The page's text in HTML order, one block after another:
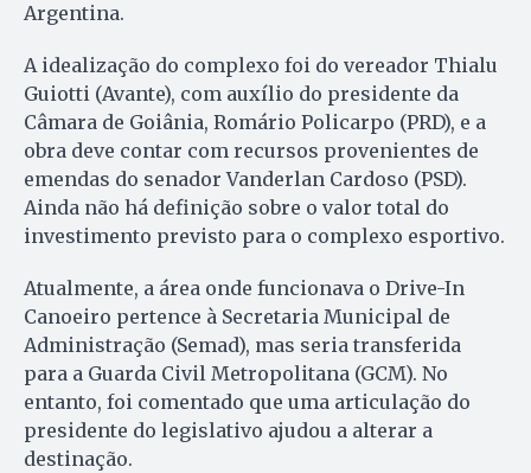
Argentina.
A idealização do complexo foi do vereador Thialu
Guiotti (Avante), com auxílio do presidente da
Câmara de Goiânia, Romário Policarpo (PRD), e a
obra deve contar com recursos provenientes de
emendas do senador Vanderlan Cardoso (PSD).
Ainda não há definição sobre o valor total do
investimento previsto para o complexo esportivo.
Atualmente, a área onde funcionava o Drive-In
Canoeiro pertence à Secretaria Municipal de
Administração (Semad), mas seria transferida
para a Guarda Civil Metropolitana (GCM). No
entanto, foi comentado que uma articulação do
presidente do legislativo ajudou a alterar a
destinação.